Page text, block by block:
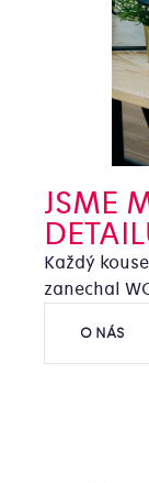
JSME
Každý
zanechal
O NÁS